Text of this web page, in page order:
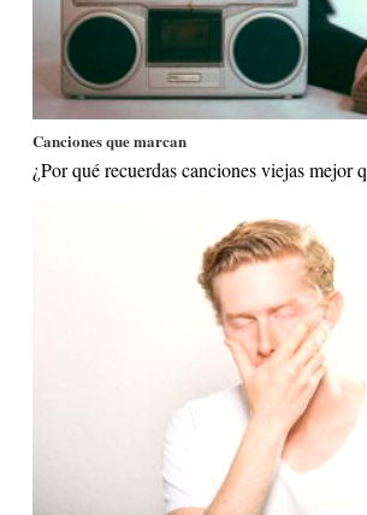
Canciones que marcan
¿Por qué recuerdas canciones viejas mejor